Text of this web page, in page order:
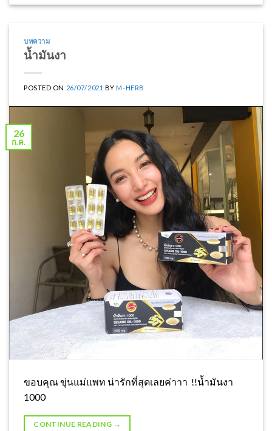
บทความ
น้ำมันงา
POSTED ON 26/07/2021 BYM-HERB
26
ก.ค.
ขอบคุณ ขุ่นแม่แพท น่ารักที่สุดเลยค่าาา !!น้ำมันงา
1000
CONTINUE READING →